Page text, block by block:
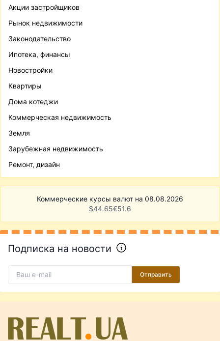
Акции застройщиков
Рынок недвижимости
Законодательство
Ипотека, финансы
Новостройки
Квартиры
Дома котеджи
Коммерческая недвижимость
Земля
Зарубежная недвижимость
Ремонт, дизайн
Коммерческие курсы валют на 08.08.2026
$44.65€51.6
Подписка на новости
Отправить